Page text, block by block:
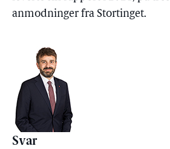
anmodninger fra Stortinget.
Svar